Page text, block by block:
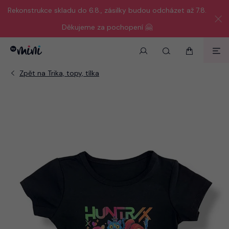
Rekonstrukce skladu do 6.8., zásilky budou odcházet až 7.8.
Děkujeme za pochopení 🤗